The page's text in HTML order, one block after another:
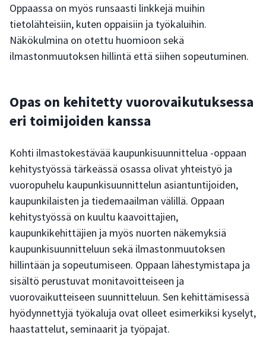
Oppaassa on myös runsaasti linkkejä muihin
tietolähteisiin, kuten oppaisiin ja työkaluihin.
Näkökulmina on otettu huomioon sekä
ilmastonmuutoksen hillintä että siihen sopeutuminen.
Opas on kehitetty vuorovaikutuksessa
eri toimijoiden kanssa
Kohti ilmastokestävää kaupunkisuunnittelua -oppaan
kehitystyössä tärkeässä osassa olivat yhteistyö ja
vuoropuhelu kaupunkisuunnittelun asiantuntijoiden,
kaupunkilaisten ja tiedemaailman välillä. Oppaan
kehitystyössä on kuultu kaavoittajien,
kaupunkikehittäjien ja myös nuorten näkemyksiä
kaupunkisuunnitteluun sekä ilmastonmuutoksen
hillintään ja sopeutumiseen. Oppaan lähestymistapa ja
sisältö perustuvat monitavoitteiseen ja
vuorovaikutteiseen suunnitteluun. Sen kehittämisessä
hyödynnettyjä työkaluja ovat olleet esimerkiksi kyselyt,
haastattelut, seminaarit ja työpajat.